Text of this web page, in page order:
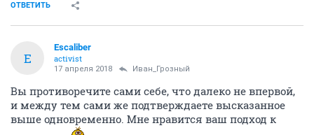
ОТВЕТИТЬ
E
Escaliber
activist
17 апреля 2018 Иван_Грозный
Вы противоречите сами себе, что далеко не впервой,
и между тем сами же подтверждаете высказанное
выше одновременно. Мне нравится ваш подход к